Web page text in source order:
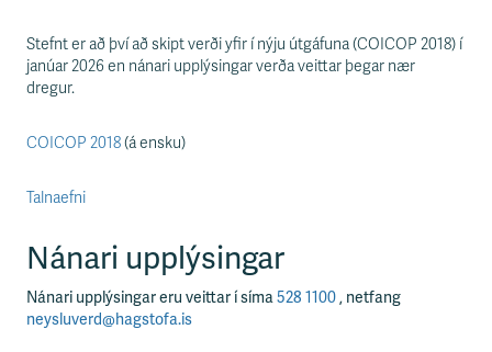
Stefnt er að því að skipt verði yfir í nýju útgáfuna (COICOP 2018) í
janúar 2026 en nánari upplýsingar verða veittar þegar nær
dregur.
COICOP 2018(á ensku)
Talnaefni
Nánari upplýsingar
Nánari upplýsingar eru veittar í síma528 1100, netfang
neysluverd@hagstofa.is